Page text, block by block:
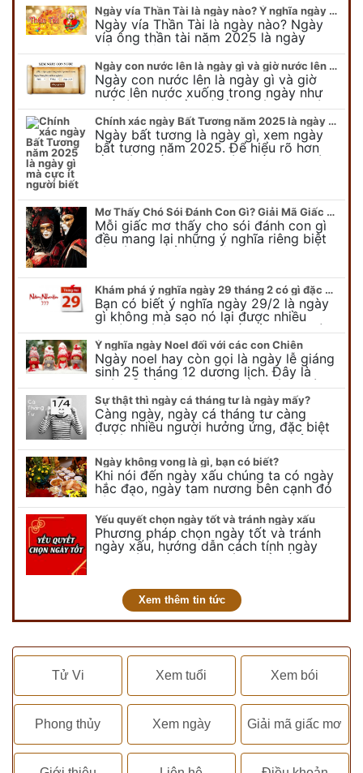
Ngày vía Thần Tài là ngày nào? Ý nghĩa ngày vía Thần Tài năm 2025
Ngày vía Thần Tài là ngày nào? Ngày
vía ông thần tài năm 2025 là ngày
mùng 10 âm lịch hàng tháng. Tại sao
trong ngày này, tất cả mọi…
Ngày con nước lên là ngày gì và giờ nước lên nước xuống trong ngày?
Ngày con nước lên là ngày gì và giờ
nước lên nước xuống trong ngày như
thế nào? Có điều gì cần chú ý về ngày
con nước lên? Đừng…
Chính xác ngày Bất Tương năm 2025 là ngày gì mà cực ít người biết
Ngày bất tương là ngày gì, xem ngày
bất tương năm 2025. Để hiểu rõ hơn
về ngày bất tương, ngày bất tương là
Mơ Thấy Chó Sói Đánh Con Gì? Giải Mã Giấc Mơ Bí Ẩn
Mỗi giấc mơ thấy cho sói đánh con gì
đều mang lại những ý nghĩa riêng biệt
và có thể phản ánh tâm trạng, suy nghĩ
Khám phá ý nghĩa ngày 29 tháng 2 có gì đặc biệt?
Bạn có biết ý nghĩa ngày 29/2 là ngày
gì không mà sao nó lại được nhiều
người chú ý đến vậy. Tất cả mọi người
đều cho rằng đây…
Ý nghĩa ngày Noel đối với các con Chiên
Ngày noel hay còn gọi là ngày lễ giáng
sinh 25 tháng 12 dương lịch. Đây là
ngày lễ của bên thiên chúa giáo, ngày
lễ thiên chúa giáng sinh,…
Sự thật thì ngày cá tháng tư là ngày mấy?
Càng ngày, ngày cá tháng tư càng
được nhiều người hưởng ứng, đặc biệt
là các bạn trẻ bởi họ sẽ nghĩ ra đủ trò
vui chơi, tinh nghịch, hài…
Ngày không vong là gì, bạn có biết?
Khi nói đến ngày xấu chúng ta có ngày
hắc đạo, ngày tam nương bên cạnh đó
còn có ngày không vong. Tuy nhiên khi
nói đến ngày không vong…
Yếu quyết chọn ngày tốt và tránh ngày xấu
Phương pháp chọn ngày tốt và tránh
ngày xấu, hướng dẫn cách tính ngày
tốt, ngày xấu trong tháng để tiến hành
Xem thêm tin tức
Tử Vi Xem tuổi Xem bói
Phong thủy Xem ngày Giải mã giấc mơ